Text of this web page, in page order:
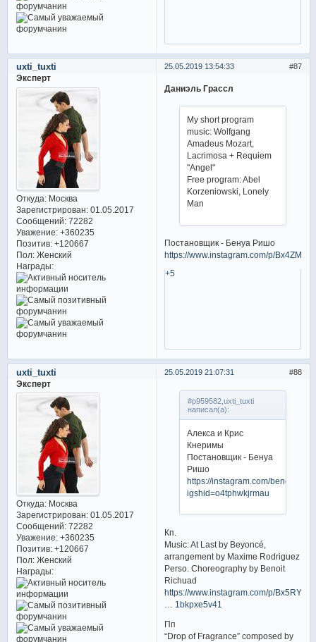
87
25.05.2019 13:54:33
uxti_tuxti
Эксперт
Откуда:Москва
Зарегистрирован: 01.05.2017
Сообщений:72282
Уважение: +360235
Позитив: +120667
Пол:Женский
Награды:
Даниэль Грассл
My short program
music: Wolfgang
Amadeus Mozart,
Lacrimosa + Requiem
"Angel"
Free program: Abel
Korzeniowski, Lonely
Man
Постановщик - Бенуа Ришо
https://www.instagram.com/p/
+5
88
25.05.2019 21:07:31
uxti_tuxti
Эксперт
Откуда:Москва
Зарегистрирован: 01.05.2017
Сообщений:72282
Уважение: +360235
Позитив: +120667
Пол:Женский
Награды:
#p959582,uxti_tuxti
написал(а):
Алекса и Крис
Кнеримы
Постановщик - Бенуа
Ришо
https://instagram.com/
igshid=o4tphwkjrmau
Кп.
Music: At Last by Beyoncé,
arrangement by Maxime Rodriguez
Perso. Choreography by Benoit
Richuad
https://www.instagram.com/p/
… 1bkpxe5v41
Пп
“Drop of Fragrance” composed by